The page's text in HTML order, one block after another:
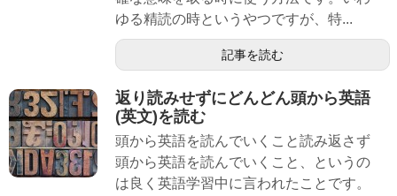
ゆる精読の時というやつですが、特...
記事を読む
返り読みせずにどんどん頭から英語
(英文)を読む
頭から英語を読んでいくこと読み返さず
頭から英語を読んでいくこと、というの
は良く英語学習中に言われたことです。